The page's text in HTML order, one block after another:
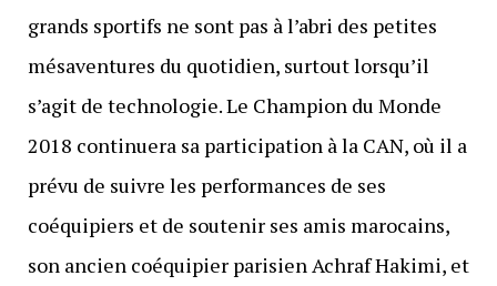
grands sportifs ne sont pas à l’abri des petites
mésaventures du quotidien, surtout lorsqu’il
s’agit de technologie. Le Champion du Monde
2018 continuera sa participation à la CAN, où il a
prévu de suivre les performances de ses
coéquipiers et de soutenir ses amis marocains,
son ancien coéquipier parisien Achraf Hakimi, et